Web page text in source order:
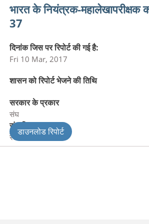
भारत के
37
दिनांक जिस पर रिपोर्ट की गई है:
Fri 10 Mar, 2017
शासन को रिपोर्ट भेजने की तिथि
सरकार के प्रकार
संघ
संघ विभाग
रेलवेडाउनलोड रिपोर्ट